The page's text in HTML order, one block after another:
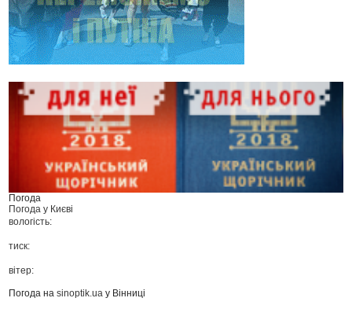
Погода
Погода у Києві
вологість:
тиск:
вітер:
Погода наsinoptik.ua у Вінниці